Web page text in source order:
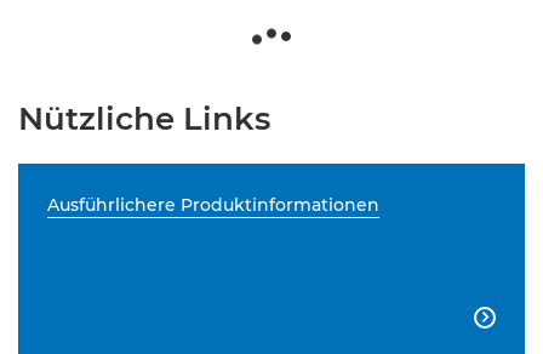
Nützliche Links
Ausführlichere Produktinformationen
